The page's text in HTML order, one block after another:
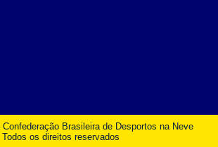
Confederação Brasileira de Desportos na Neve
Todos os direitos reservados